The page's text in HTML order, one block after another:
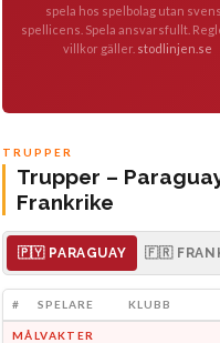
spela hos spelbolag utan
spellicens. Spela ansvarsfullt.
villkor gäller. stodlinjen.se
TRUPPER
Trupper –
Frankrike
🇵🇾 PARAGUAY 🇫🇷
# SPELARE KLUBB
MÅLVAKTER